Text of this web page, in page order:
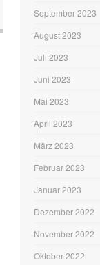
September 2023
August 2023
Juli 2023
Juni 2023
Mai 2023
April 2023
März 2023
Februar 2023
Januar 2023
Dezember 2022
November 2022
Oktober 2022